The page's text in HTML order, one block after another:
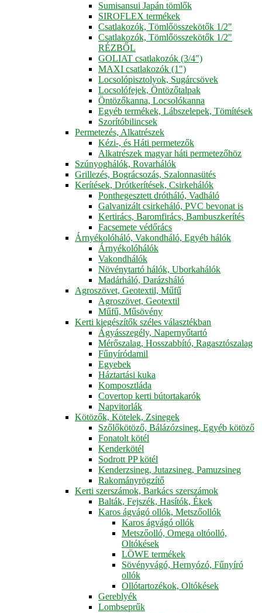
Sumisansui Japán tömlők
SIROFLEX termékek
Csatlakozók, Tömlőösszekötők 1/2"
Csatlakozók, Tömlőösszekötők 1/2"
RÉZBŐL
GOLIAT csatlakozók (3/4")
MAXI csatlakozók (1")
Locsolópisztolyok, Sugárcsövek
Locsolófejek, Öntözőtalpak
Öntözőkanna, Locsolókanna
Egyéb termékek, Lábszelepek, Tömítések
Szorítóbilincsek
Permetezés, Alkatrészek
Kézi-, és Háti permetezők
Alkatrészek magyar háti permetezőhöz
Szúnyoghálók, Rovarhálók
Grillezés, Bográcsozás, Szalonnasütés
Kerítések, Drótkerítések, Csirkehálók
Ponthegesztett drótháló, Vadháló
Galvanizált csirkeháló, PVC bevonat is
Kertirács, Baromfirács, Bambuszkerítés
Facsemete védőrács
Árnyékolóháló, Vakondháló, Egyéb hálók
Árnyékolóhálók
Vakondhálók
Növénytartó hálók, Uborkahálók
Madárháló, Darázsháló
Agroszövet, Geotextil, Műfű
Agroszövet, Geotextil
Műfű, Műsövény
Kerti kiegészítők széles választékban
Ágyásszegély, Napernyőtartó
Mérőszalag, Hosszabbító, Ragasztószalag
Fűnyíródamil
Egyebek
Háztartási kuka
Komposztláda
Covertop kerti bútortakarók
Napvitorlák
Kötözők, Kötelek, Zsinegek
Szőlőkötöző, Bálázózsineg, Egyéb kötöző
Fonatolt kötél
Kenderkötél
Sodrott PP kötél
Kenderzsineg, Jutazsineg, Pamuzsineg
Rakományrögzítő
Kerti szerszámok, Barkács szerszámok
Balták, Fejszék, Hasítók, Ékek
Karos ágvágó ollók, Metszőollók
Karos ágvágó ollók
Metszőolló, Omega oltóolló,
Oltókések
LÖWE termékek
Sövényvágó, Hernyózó, Fűnyíró
ollók
Ollótartozékok, Oltókések
Gereblyék
Lombseprűk